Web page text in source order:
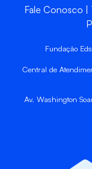
Fale Conosco
Fundação
Central de
Av. Washington